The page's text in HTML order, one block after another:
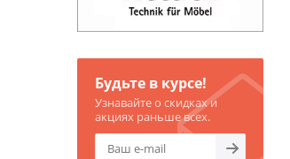
Будьте в курсе!
Узнавайте о скидках и
акциях раньше всех.